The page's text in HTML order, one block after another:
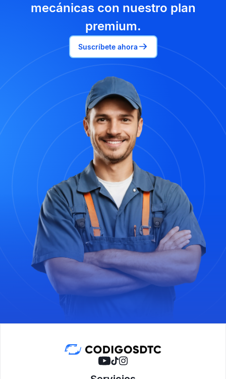
mecánicas con nuestro plan
premium.
Suscríbete ahora